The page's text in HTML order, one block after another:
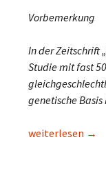
Vorbemerkung
In der Zeitschrift
Studie mit fast
genetische Basis
Der Mythos vom
weiterlesen →